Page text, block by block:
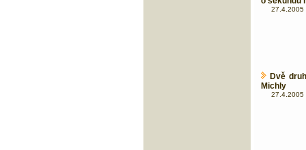
27.4.2005
Dvě
Michly
27.4.2005